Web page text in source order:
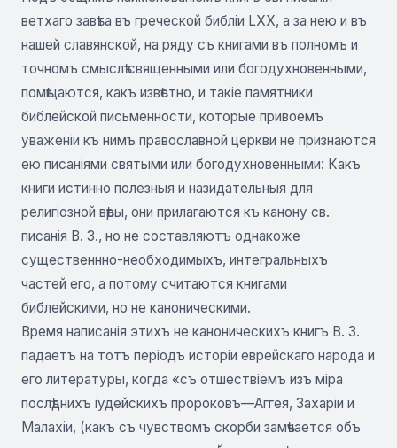
ветхаго завѣта въ греческой библіи LXX, а за нею и въ
нашей славянской, на ряду съ книгами въ полномъ и
точномъ смыслѣ священными или богодухновенными,
помѣщаются, какъ извѣстно, и такіе памятники
библейской письменности, которые привоемъ
уваженіи къ нимъ православной церкви не признаются
ею писаніями святыми или богодухновенными: Какъ
книги истинно полезныя и назидательныя для
религіозной вѣры, они прилагаются къ канону св.
писанія В. 3., но не составляютъ однакоже
существеннно-необходимыхъ, интегральныхъ
частей его, а потому считаются книгами
библейскими, но не каноническими.
Время написанія этихъ не каноническихъ книгъ В. 3.
падаетъ на тотъ періодъ исторіи еврейскаго народа и
его литературы, когда «съ отшествіемъ изъ міра
послѣднихъ іудейскихъ пророковъ—Аггея, Захаріи и
Малахіи, (какъ съ чувствомъ скорби замѣчается объ